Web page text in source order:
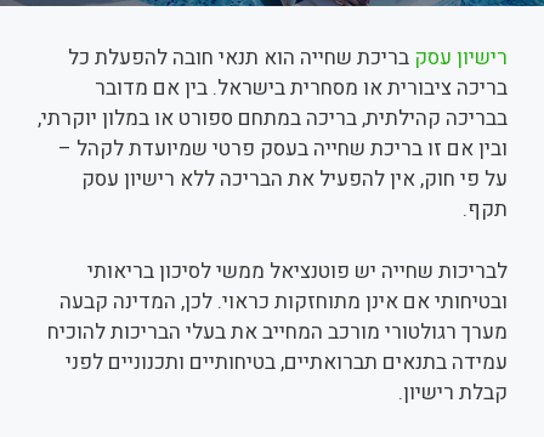
רישיון עסק בריכת שחייה הוא תנאי חובה להפעלת כל
בריכה ציבורית או מסחרית בישראל. בין אם מדובר
בבריכה קהילתית, בריכה במתחם ספורט או במלון יוקרתי,
ובין אם זו בריכת שחייה בעסק פרטי שמיועדת לקהל –
על פי חוק, אין להפעיל את הבריכה ללא רישיון עסק
תקף.
לבריכות שחייה יש פוטנציאל ממשי לסיכון בריאותי
ובטיחותי אם אינן מתוחזקות כראוי. לכן, המדינה קבעה
מערך רגולטורי מורכב המחייב את בעלי הבריכות להוכיח
עמידה בתנאים תברואתיים, בטיחותיים ותכנוניים לפני
קבלת רישיון.